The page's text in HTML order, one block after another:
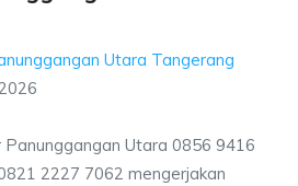
Utara Tangerang
Utara 0856 9416
2227 7062 mengerjakan